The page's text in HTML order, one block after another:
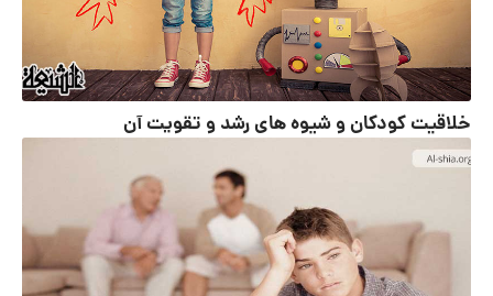
خلاقیت کودکان و شیوه های رشد و تقویت آن